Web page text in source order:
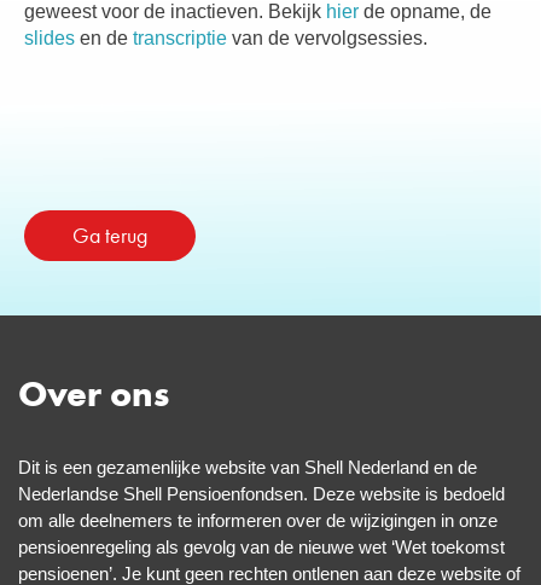
geweest voor de inactieven. Bekijk hier de opname, de
slides en de transcriptie van de vervolgsessies.
Ga terug
Over ons
Dit is een gezamenlijke website van Shell Nederland en de
Nederlandse Shell Pensioenfondsen. Deze website is bedoeld
om alle deelnemers te informeren over de wijzigingen in onze
pensioenregeling als gevolg van de nieuwe wet ‘Wet toekomst
pensioenen’. Je kunt geen rechten ontlenen aan deze website of